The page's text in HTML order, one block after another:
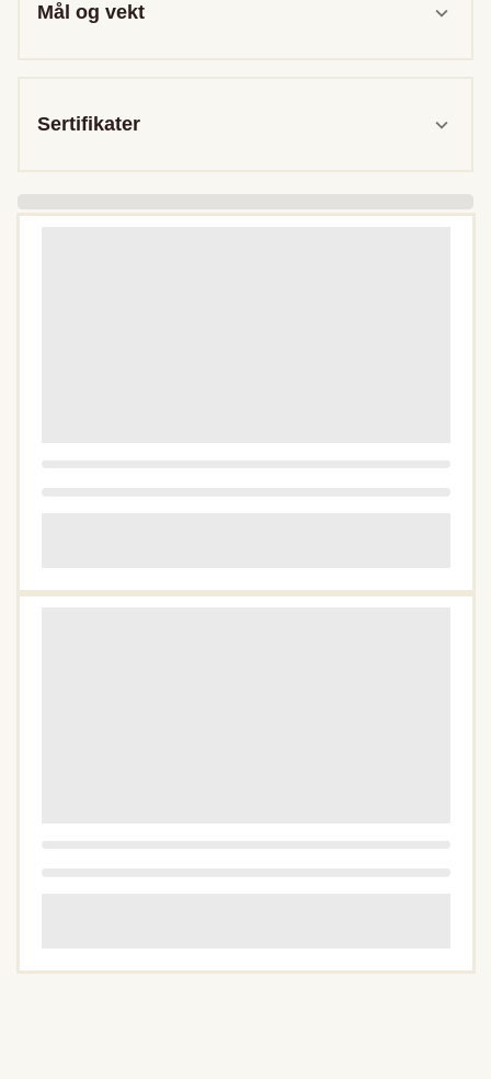
Mål og vekt
Sertifikater